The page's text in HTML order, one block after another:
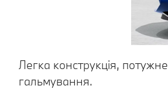
Легка конструкція, потужне
гальмування.